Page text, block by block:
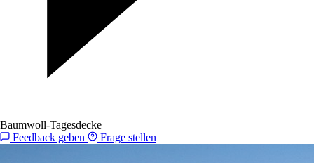
Baumwoll-Tagesdecke
Feedback geben
Frage stellen